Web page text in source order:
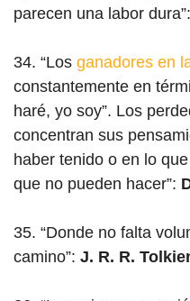
parecen una labor dura”:
34. “Los ganadores en
constantemente en
haré, yo soy”. Los
concentran sus
haber tenido o en lo
que no pueden hacer”:
35. “Donde no falta
camino”: J. R. R.